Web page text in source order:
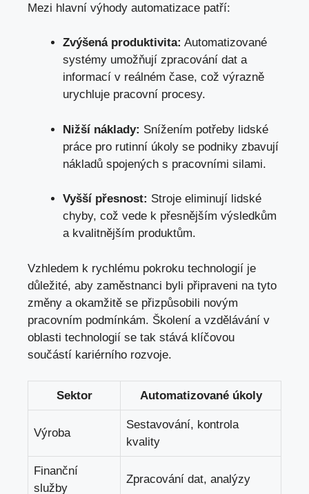
Mezi hlavní výhody automatizace patří:
Zvýšená produktivita: Automatizované
systémy umožňují zpracování dat a
informací v reálném čase, což výrazně
urychluje pracovní procesy.
Nižší náklady: Snížením potřeby lidské
práce pro rutinní úkoly se podniky zbavují
nákladů spojených s pracovními silami.
Vyšší přesnost: Stroje eliminují lidské
chyby, což vede k přesnějším výsledkům
a kvalitnějším produktům.
Vzhledem k rychlému pokroku technologií je
důležité, aby zaměstnanci byli připraveni na tyto
změny a okamžitě se přizpůsobili novým
pracovním podmínkám. Školení a vzdělávání v
oblasti technologií se tak stává klíčovou
součástí kariérního rozvoje.
Sektor Automatizované úkoly
Výroba
Sestavování, kontrola
kvality
Finanční
služby
Zpracování dat, analýzy